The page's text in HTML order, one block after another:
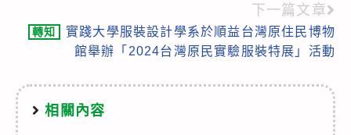
下一篇文章
轉知
實踐大學服裝設計學系於順益台灣原住民博物
館舉辦「2024台灣原民實驗服裝特展」活動
相關內容